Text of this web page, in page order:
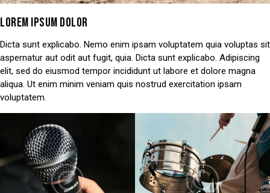
LOREM IPSUM DOLOR
Dicta sunt explicabo. Nemo enim ipsam voluptatem quia voluptas sit
aspernatur aut odit aut fugit, quia. Dicta sunt explicabo. Adipiscing
elit, sed do eiusmod tempor incididunt ut labore et dolore magna
aliqua. Ut enim minim veniam quis nostrud exercitation ipsam
voluptatem.